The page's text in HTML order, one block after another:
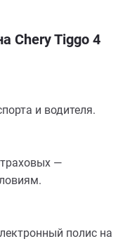
Chery Tiggo 4
и водителя.
—
полис на